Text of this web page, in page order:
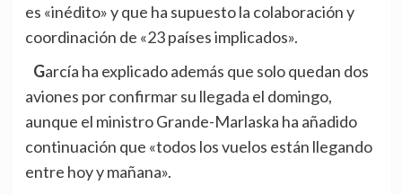
es «inédito» y que ha supuesto la colaboración y
coordinación de «23 países implicados».
García ha explicado además que solo quedan dos
aviones por confirmar su llegada el domingo,
aunque el ministro Grande-Marlaska ha añadido
continuación que «todos los vuelos están llegando
entre hoy y mañana».